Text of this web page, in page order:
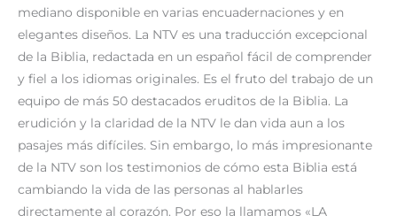
mediano disponible en varias encuadernaciones y en
elegantes diseños. La NTV es una traducción excepcional
de la Biblia, redactada en un español fácil de comprender
y fiel a los idiomas originales. Es el fruto del trabajo de un
equipo de más 50 destacados eruditos de la Biblia. La
erudición y la claridad de la NTV le dan vida aun a los
pasajes más difíciles. Sin embargo, lo más impresionante
de la NTV son los testimonios de cómo esta Biblia está
cambiando la vida de las personas al hablarles
directamente al corazón. Por eso la llamamos «LA